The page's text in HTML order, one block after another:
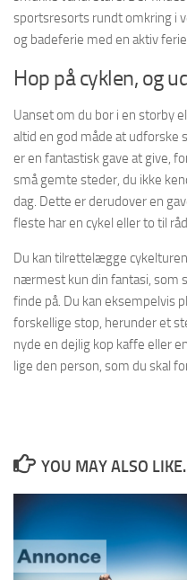
sportsresorts rundt omkring i
og badeferie med en aktiv
Hop på cyklen, og
Uanset om du bor i en storby
altid en god måde at udforske
er en fantastisk gave at give,
små gemte steder, du ikke
dag. Dette er derudover en
fleste har en cykel eller to til
Du kan tilrettelægge
nærmest kun din fantasi, som
finde på. Du kan eksempelvis
forskellige stop, herunder et
nyde en dejlig kop kaffe eller
lige den person, som du skal
YOU MAY ALSO